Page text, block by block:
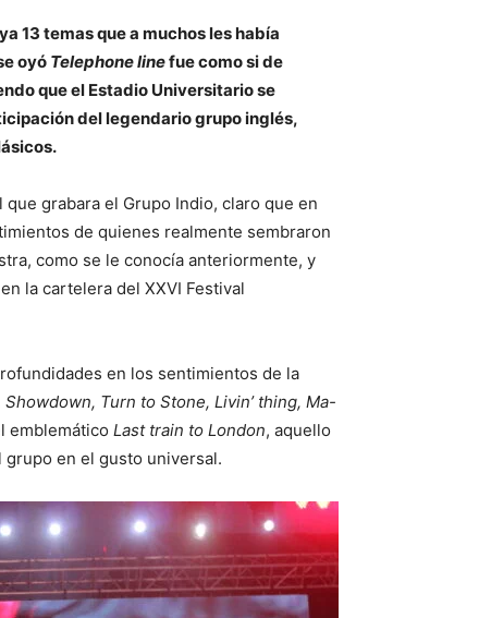
13 temas que a muchos les había
oyó Telephone linefue como si de
que el Estadio Universitario se
del legendario grupo inglés,
grabara el Grupo Indio, claro que en
de quienes realmente sembraron
como se le conocía anteriormente, y
la cartelera del XXVI Festival
en los sentimientos de la
Turn to Stone, Livin’ thing, Ma-
emblemático Last train to London, aquello
en el gusto universal.